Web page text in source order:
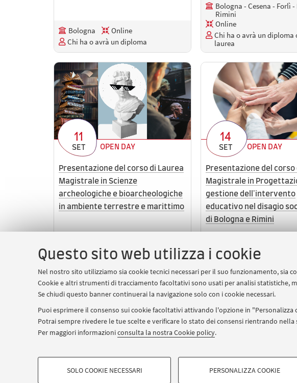
Questo sito web utilizza i cookie
Nel nostro sito utilizziamo sia cookie tecnici necessari per il suo funzionamento,
Cookie e altri strumenti di tracciamento facoltativi sono usati per analisi
Se chiudi questo banner continuerai la navigazione solo con i cookie necessari.
Puoi esprimere il consenso sui cookie facoltativi attivando l'opzione in
Potrai sempre rivedere le tue scelte e verificare lo stato dei consensi rientrando
Per maggiori informazioniconsulta la nostra Cookie policy.
COOKIE DI PROFILAZIONE - FACOLTATIVI
SOLO COOKIE NECESSARI PERSONALIZZA COOKIE
Bologna
Online
Chi ha o avrà un diploma
Bologna - Cesena - Forlì -
Rimini
Online
Chi ha o avrà un diploma
laurea
11
SET OPEN DAY
Presentazione del corso di Laurea
Magistrale in Scienze
archeologiche e bioarcheologiche
in ambiente terrestre e marittimo
Ravenna
In presenza e online
Chi ha o avrà una laurea
14
SET OPEN DAY
Presentazione del corso
Magistrale in
gestione dell'intervento
educativo nel disagio
di Bologna e Rimini
Bologna - Rimini
Chi ha o avrà una laurea
© 2026 - ALMA MATER STUDIORUM -